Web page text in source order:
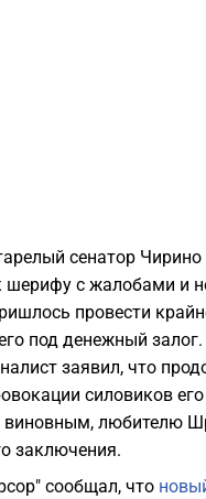
сенатор Чирино
шерифу с жалобами и
провести
под денежный
заявил, что
силовиков
любителю
заключения.
сообщал, что